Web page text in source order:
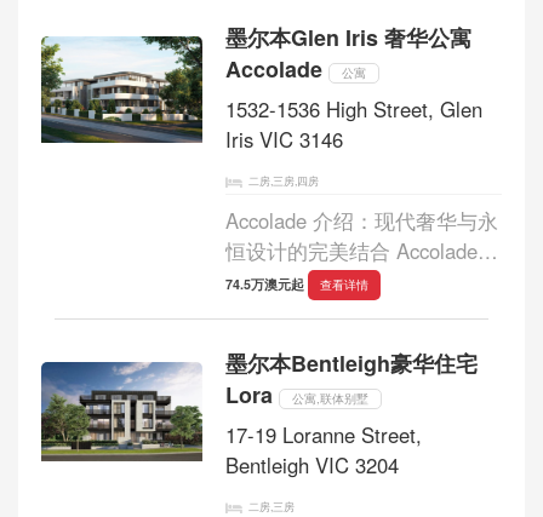
发项目由 Projex Properties、
Designworx Architects、
Blackmilk Interi...
墨尔本Glen Iris 奢华公寓
Accolade
公寓
1532-1536 High Street, Glen
Iris VIC 3146
二房,三房,四房
Accolade 介绍：现代奢华与永
恒设计的完美结合 Accolade
是现代住宅设计与经典装饰艺
发，由 C Kairouz Architects
的建筑构想打造，共有 2...
74.5万澳元起 查看详情
墨尔本Bentleigh豪华住宅
Lora
公寓,联体别墅
17-19 Loranne Street,
Bentleigh VIC 3204
二房,三房